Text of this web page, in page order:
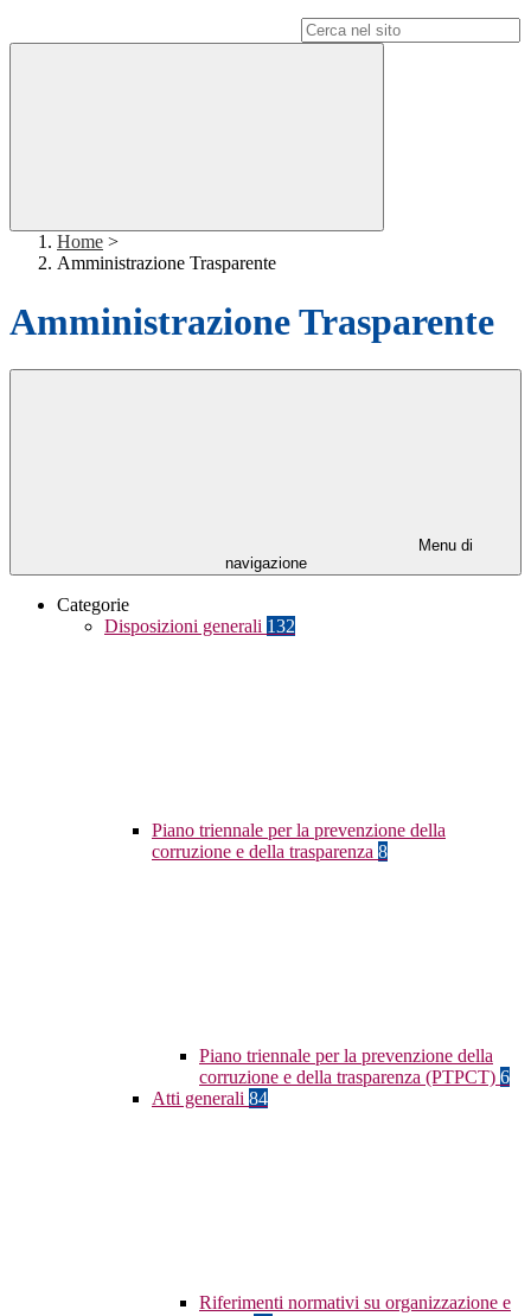
Home >
Amministrazione Trasparente
Amministrazione Trasparente
Menu di
navigazione
Categorie
Disposizioni generali 132
Piano triennale per la prevenzione della
corruzione e della trasparenza 8
Piano triennale per la prevenzione della
corruzione e della trasparenza (PTPCT) 6
Atti generali 84
Riferimenti normativi su organizzazione e